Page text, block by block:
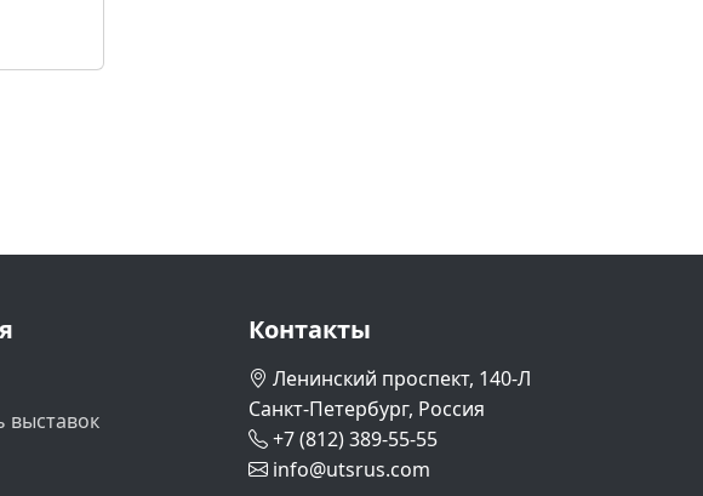
выставок
Контакты
Ленинский проспект, 140-Л
Санкт-Петербург, Россия
+7 (812) 389-55-55
info@utsrus.com